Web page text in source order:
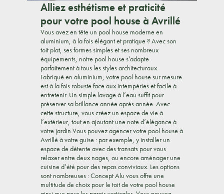
Alliez esthétisme et praticité
pour votre pool house à Avrillé
Vous avez en tête un pool house moderne en
aluminium, à la fois élégant et pratique ? Avec son
toit plat, ses formes simples et ses nombreux
équipements, notre pool house s’adapte
parfaitement à tous les styles architecturaux.
Fabriqué en aluminium, votre pool house sur mesure
est à la fois robuste face aux intempéries et facile à
entretenir. Un simple lavage à l’eau suffit pour
préserver sa brillance année après année. Avec
cette structure, vous créez un espace de vie à
l’extérieur, tout en ajoutant une note d’élégance à
votre jardin.Vous pouvez agencer votre pool house à
Avrillé à votre guise : par exemple, y installer un
espace de détente avec des transats pour vous
relaxer entre deux nages, ou encore aménager une
cuisine d’été pour des repas conviviaux. Les options
sont nombreuses : Concept Alu vous offre une
multitude de choix pour le toit de votre pool house